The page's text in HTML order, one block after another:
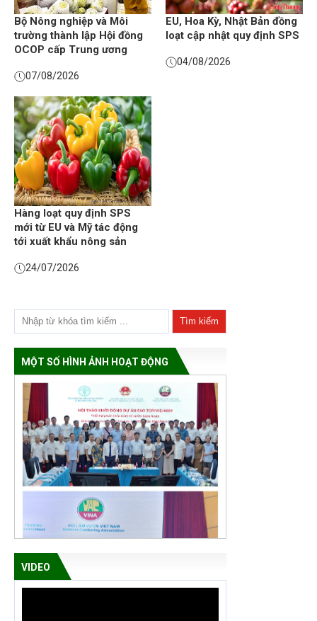
Bộ Nông nghiệp và Môi
trường thành lập Hội đồng
OCOP cấp Trung ương
07/08/2026
EU, Hoa Kỳ, Nhật Bản đồng
loạt cập nhật quy định SPS
04/08/2026
Hàng loạt quy định SPS
mới từ EU và Mỹ tác động
tới xuất khẩu nông sản
24/07/2026
MỘT SỐ HÌNH ẢNH HOẠT ĐỘNG
VIDEO